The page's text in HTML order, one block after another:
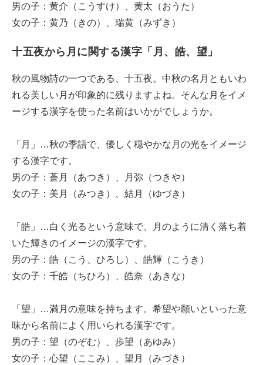
男の子：黄介（こうすけ）、黄太（おうた）
女の子：黄乃（きの）、瑞黄（みずき）
十五夜から月に関する漢字「月、皓、望」
秋の風物詩の一つである、十五夜。中秋の名月ともいわ
れる美しい月が印象的に残りますよね。そんな月をイメ
ージする漢字を使った名前はいかがでしょうか。
「月」…秋の季語で、優しく穏やかな月の光をイメージ
する漢字です。
男の子：蒼月（あつき）、月弥（つきや）
女の子：美月（みつき）、結月（ゆづき）
「皓」…白く光るという意味で、月のように清く落ち着
いた輝きのイメージの漢字です。
男の子：皓（こう、ひろし）、皓輝（こうき）
女の子：千皓（ちひろ）、皓奈（あきな）
「望」…満月の意味を持ちます。希望や願いといった意
味から名前によく用いられる漢字です。
男の子：望（のぞむ）、歩望（あゆみ）
女の子：心望（ここみ）、望月（みづき）